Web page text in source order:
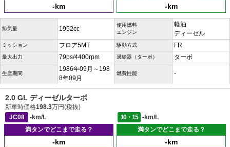
-km -km
排気量 1952cc
使用燃料
エンジン
軽油
ディーゼル
ミッション フロア5MT 駆動方式 FR
最大出力 79ps/4400rpm 過給器（ターボ） ターボ
生産期間
1986年09月～198
8年09月
燃費性能 -
2.0 GL ディーゼルターボ
新車時価格198.3万円(税抜)
JC08
-km/L 10・15
-km/L
満タンでどこまで走る？
-km
満タンでどこまで走る？
-km